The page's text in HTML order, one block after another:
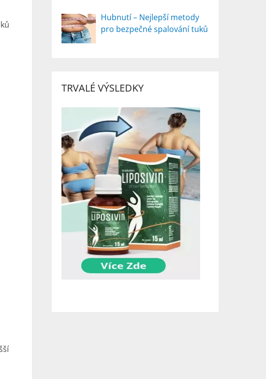
Hubnutí – Nejlepší metody
pro bezpečné spalování tuků
TRVALÉ VÝSLEDKY